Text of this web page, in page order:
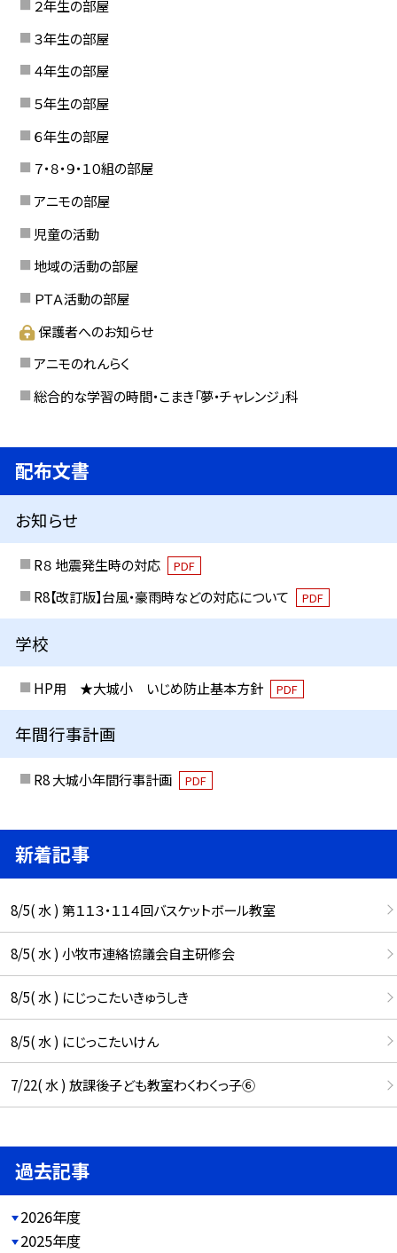
２年生の部屋
３年生の部屋
４年生の部屋
５年生の部屋
６年生の部屋
７・８・９・１０組の部屋
アニモの部屋
児童の活動
地域の活動の部屋
ＰＴＡ活動の部屋
保護者へのお知らせ
アニモのれんらく
総合的な学習の時間・こまき「夢・チャレンジ」科
配布文書
お知らせ
R８ 地震発生時の対応 PDF
R8【改訂版】台風・豪雨時などの対応について PDF
学校
HP用 ★大城小 いじめ防止基本方針 PDF
年間行事計画
R8 大城小年間行事計画 PDF
新着記事
8/5( 水 ) 第１１３・１１４回バスケットボール教室
8/5( 水 ) 小牧市連絡協議会自主研修会
8/5( 水 ) にじっこたいきゅうしき
8/5( 水 ) にじっこたいけん
7/22( 水 ) 放課後子ども教室わくわくっ子⑥
過去記事
2026年度
2025年度